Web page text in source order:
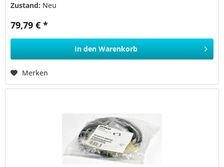
Zustand: Neu
79,79 € *
In den Warenkorb
Merken